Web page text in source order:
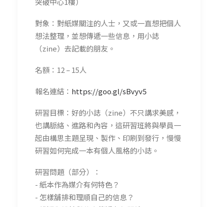
對象：對紙媒關注的人士，又或一直想把個人
想法整理，並想傳遞一些信息，用小誌
（zine）去記載的朋友。
名額：12 – 15人
報名連結： https://goo.gl/sBvyv5
研習目標：好的小誌（zine）不只講求美感，
也講脈絡、進路和內容，這研習班將與學員一
起由構思主題呈現、製作、印刷到發行，慢慢
研習如何完成一本有個人風格的小誌。
研習問題（部分）：
- 紙本作為媒介有何特色？
- 怎樣舖排和理順自己的信息？